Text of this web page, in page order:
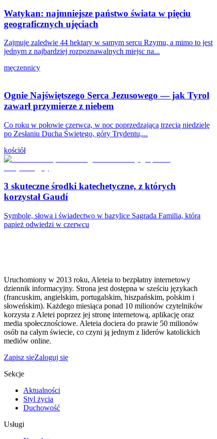
Watykan: najmniejsze państwo świata w pięciu
geograficznych ujęciach
Zajmuje zaledwie 44 hektary w samym sercu Rzymu, a mimo to jest
jednym z najbardziej rozpoznawalnych miejsc na...
męczennicy
Ognie Najświętszego Serca Jezusowego — jak Tyrol
zawarł przymierze z niebem
Co roku w połowie czerwca, w noc poprzedzającą trzecią niedzielę
po Zesłaniu Ducha Świętego, góry Trydentu,...
kościół
3 skuteczne środki katechetyczne, z których
korzystał Gaudí
Symbole, słowa i świadectwo w bazylice Sagrada Familia, którą
papież odwiedzi w czerwcu
Uruchomiony w 2013 roku, Aleteia to bezpłatny internetowy
dziennik informacyjny. Strona jest dostępna w sześciu językach
(francuskim, angielskim, portugalskim, hiszpańskim, polskim i
słoweńskim). Każdego miesiąca ponad 10 milionów czytelników
korzysta z Aletei poprzez jej stronę internetową, aplikację oraz
media społecznościowe. Aleteia dociera do prawie 50 milionów
osób na całym świecie, co czyni ją jednym z liderów katolickich
mediów online.
Zapisz sięZaloguj się
Sekcje
Aktualności
Styl życia
Duchowość
Usługi